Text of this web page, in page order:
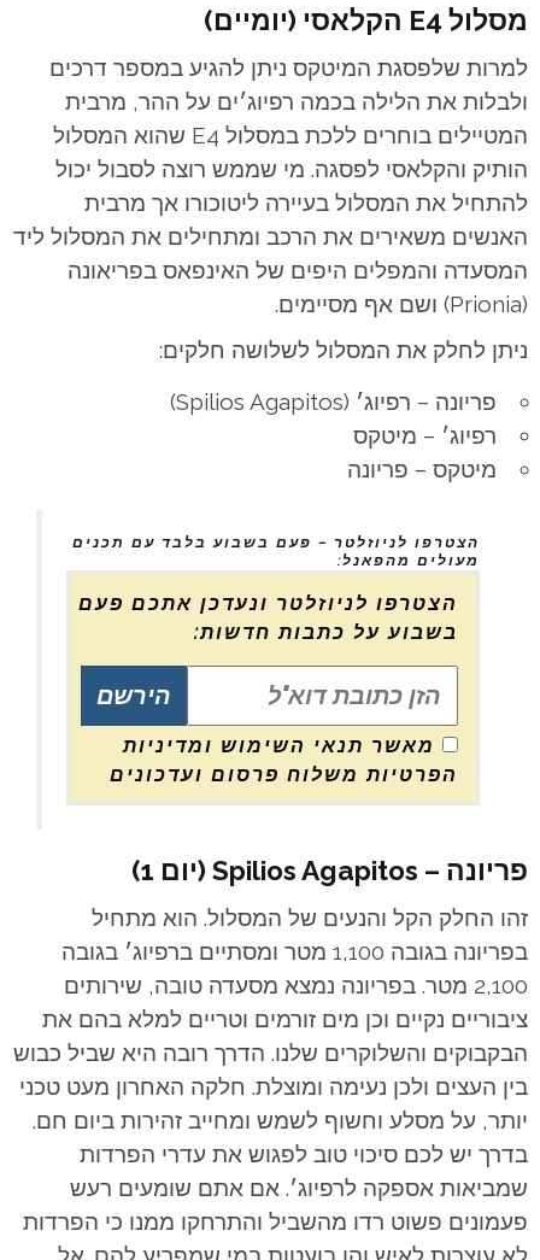
מסלול E4 הקלאסי (יומיים)
למרות שלפסגת המיטקס ניתן להגיע במספר דרכים
ולבלות את הלילה בכמה רפיוג׳ים על ההר, מרבית
המטיילים בוחרים ללכת במסלול E4 שהוא המסלול
הותיק והקלאסי לפסגה. מי שממש רוצה לסבול יכול
להתחיל את המסלול בעיירה ליטוכורו אך מרבית
האנשים משאירים את הרכב ומתחילים את המסלול ליד
המסעדה והמפלים היפים של האינפאס בפריאונה
(Prionia) ושם אף מסיימים.
ניתן לחלק את המסלול לשלושה חלקים:
פריונה – רפיוג׳ (Spilios Agapitos)
רפיוג׳ – מיטקס
מיטקס – פריונה
הצטרפו לניוזלטר – פעם בשבוע בלבד עם תכנים
מעולים מהפאנל:
הצטרפו לניוזלטר ונעדכן אתכם פעם
בשבוע על כתבות חדשות:
מאשר תנאי השימוש ומדיניות
הפרטיות משלוח פרסום ועדכונים
פריונה – Spilios Agapitos (יום 1)
זהו החלק הקל והנעים של המסלול. הוא מתחיל
בפריונה בגובה 1,100 מטר ומסתיים ברפיוג׳ בגובה
2,100 מטר. בפריונה נמצא מסעדה טובה, שירותים
ציבוריים נקיים וכן מים זורמים וטריים למלא בהם את
הבקבוקים והשלוקרים שלנו. הדרך רובה היא שביל כבוש
בין העצים ולכן נעימה ומוצלת. חלקה האחרון מעט טכני
יותר, על מסלע וחשוף לשמש ומחייב זהירות ביום חם.
בדרך יש לכם סיכוי טוב לפגוש את עדרי הפרדות
שמביאות אספקה לרפיוג׳. אם אתם שומעים רעש
פעמונים פשוט רדו מהשביל והתרחקו ממנו כי הפרדות